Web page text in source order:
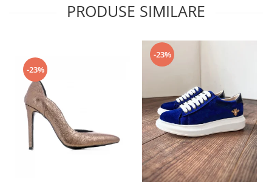
PRODUSE SIMILARE
-23%
-23%